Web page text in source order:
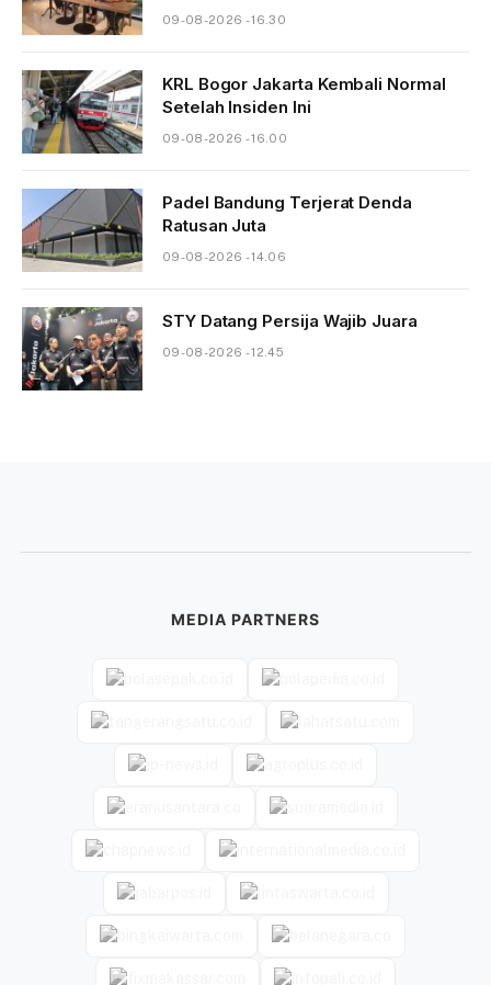
09-08-2026 - 16.30
KRL Bogor Jakarta Kembali Normal
Setelah Insiden Ini
09-08-2026 - 16.00
Padel Bandung Terjerat Denda
Ratusan Juta
09-08-2026 - 14.06
STY Datang Persija Wajib Juara
09-08-2026 - 12.45
MEDIA PARTNERS